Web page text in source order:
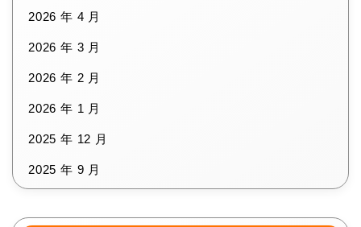
2026 年 4 月
2026 年 3 月
2026 年 2 月
2026 年 1 月
2025 年 12 月
2025 年 9 月